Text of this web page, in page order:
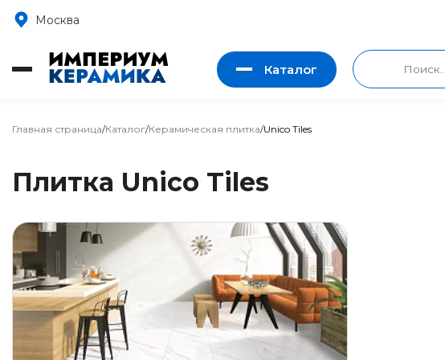
Москва
Каталог
Главная страница/Каталог/Керамическая плитка/Unico Tiles
Плитка Unico Tiles